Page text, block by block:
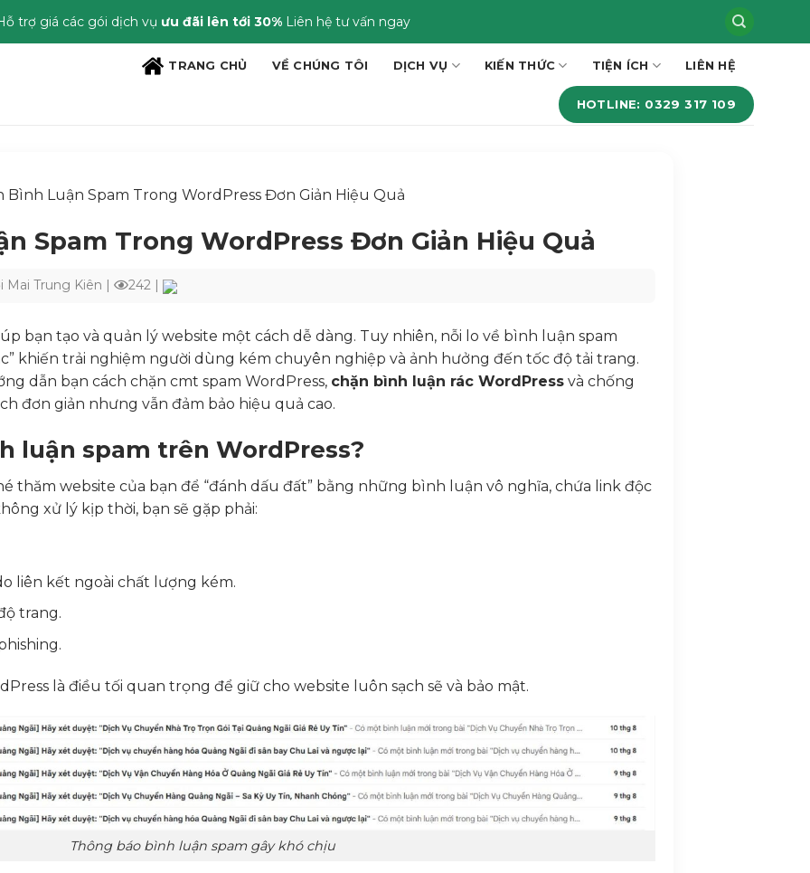
trợ giá các gói dịch vụ ưu đãi lên tới 30%Liên hệ tư vấn ngay
TRANG CHỦ VỀ CHÚNG TÔI DỊCH VỤ KIẾN THỨC TIỆN ÍCH LIÊN HỆ
HOTLINE: 0329 317 109
Bình Luận Spam Trong WordPress Đơn Giản Hiệu Quả
Spam Trong WordPress Đơn Giản Hiệu Quả
Mai Trung Kiên 242 |
bạn tạo và quản lý website một cách dễ dàng. Tuy nhiên, nỗi lo về bình luận spam
khiến trải nghiệm người dùng kém chuyên nghiệp và ảnh hưởng đến tốc độ tải trang.
dẫn bạn cách chặn cmt spam WordPress, chặn bình luận rác WordPress và chống
đơn giản nhưng vẫn đảm bảo hiệu quả cao.
luận spam trên WordPress?
thăm website của bạn để “đánh dấu đất” bằng những bình luận vô nghĩa, chứa link độc
xử lý kịp thời, bạn sẽ gặp phải:
liên kết ngoài chất lượng kém.
trang.
là điều tối quan trọng để giữ cho website luôn sạch sẽ và bảo mật.
Thông báo bình luận spam gây khó chịu